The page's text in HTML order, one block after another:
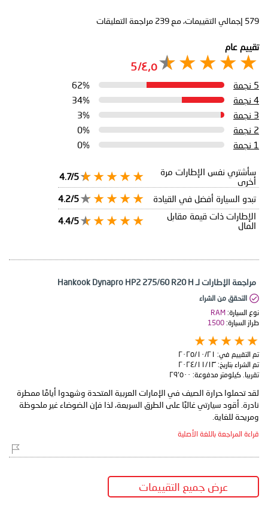
579 إجمالي التقييمات، مع239 مراجعة التعليقات
تقييم عام
٤٫٥/5
5 نجمة
62%
4 نجمة
34%
3 نجمة
3%
2 نجمة
0%
1 نجمة
0%
سأشتري نفس الإطارات مرة
أخرى
4.7/5
تبدو السيارة أفضل في القيادة
4.2/5
الإطارات ذات قيمة مقابل
المال
4.4/5
مراجعة الإطارات لـ Hankook Dynapro HP2 275/60 R20 H
التحقق من الشراء
نوع السيارة: RAM
طراز السيارة: 1500
تم التقييم في: ٢١‏/١٠‏/٢٠٢٥
تم الشراء بتاريخ: ١٣‏/١١‏/٢٠٢٤
تقريبا. كيلومتر مدفوعة: ٢٩٬٥٠٠
لقد تحملوا حرارة الصيف في الإمارات العربية المتحدة وشهدوا أيامًا ممطرة
نادرة. أقود سيارتي غالبًا على الطرق السريعة، لذا فإن الضوضاء غير ملحوظة
ومريحة للغاية.
قراءة المراجعة باللغة الأصلية
عرض جميع التقييمات